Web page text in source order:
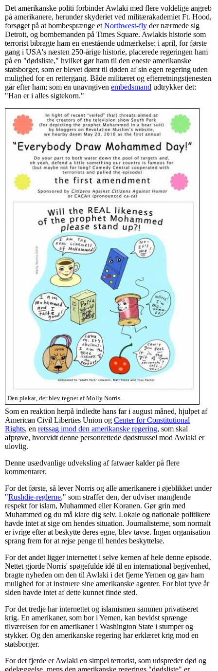
Det amerikanske politi forbinder Awlaki med flere voldelige angreb
på amerikanere, herunder skyderiet ved militærakademiet Ft. Hood,
forsøget på at bombesprænge et Northwest-fly der nærmede sig
Detroit, og bombemanden på Times Square. Awlakis historie som
terrorist bibragte ham en enestående udmærkelse: i april, for første
gang i USA's næsten 250-årige historie, placerede regeringen ham
på en "dødsliste," hvilket gør ham til den eneste amerikanske
statsborger, som er blevet dømt til døden af sin egen regering uden
mulighed for en rettergang. Både militæret og efterretningstjenesten
går efter ham; som en unavngiven embedsmand udtrykker det:
"Han er i alles sigtekorn."
Den plakat, der blev tegnet af Molly Norris.
Som en reaktion herpå indledte hans far i august måned, hjulpet af
American Civil Liberties Union og Center for Constitutional
Rights, en retssag imod den amerikanske regering, som skal
afprøve, hvorvidt denne personrettede dødstrussel mod Awlaki er
ulovlig.
Denne usædvanlige udveksling af fatwaer kalder på flere
kommentarer.
For det første, så lever Norris og alle amerikanere i øjeblikket under
"Rushdie-reglerne," som straffer den, der udviser manglende
respekt for islam, Muhammed eller Koranen. Gør grin med
Muhammed og du må klare dig selv. Lokale og nationale politikere
havde intet at sige om hendes situation. Journalisterne, som normalt
er ivrige efter at beskytte deres egne, blev tavse. Ingen organisation
sprang frem for at rejse penge til hendes beskyttelse.
For det andet ligger internettet i selve kernen af hele denne episode.
Nettet gjorde Norris' spøgefulde idé til en international begivenhed,
bragte nyheden om den til Awlaki i det fjerne Yemen og gav ham
mulighed for at instruere sine amerikanske agenter. For blot tyve år
siden havde intet af dette kunnet finde sted.
For det tredje har internettet og islamismen sammen privatiseret
krig. En amerikaner, som bor i Yemen, kan bevidst sprænge
tilværelsen for en amerikaner i Washington State i stumper og
stykker. Og den amerikanske regering har erklæret krig mod en
statsborger.
For det fjerde er Awlaki en simpel terrorist, som udspreder død og
ødelæggelse, mens den amerikanske regerings "dødsliste" er